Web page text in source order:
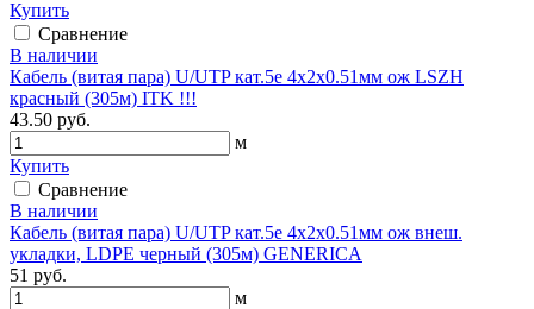
Купить
Сравнение
В наличии
Кабель (витая пара) U/UTP кат.5е 4х2х0.51мм ож LSZH
красный (305м) ITK !!!
43.50 руб.
м
Купить
Сравнение
В наличии
Кабель (витая пара) U/UTP кат.5е 4х2х0.51мм ож внеш.
укладки, LDPE черный (305м) GENERICA
51 руб.
м